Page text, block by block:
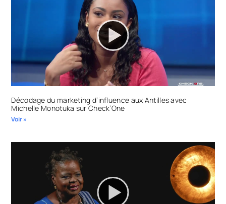
Décodage du marketing d’influence aux Antilles avec
Michelle Monotuka sur Check’One
Voir »